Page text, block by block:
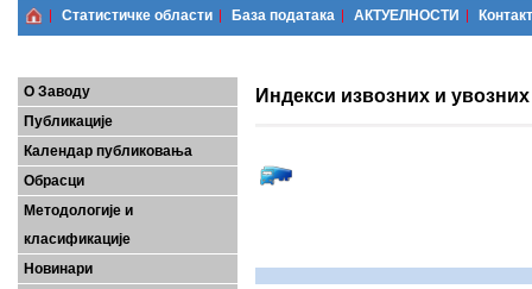
Статистичке области Базa података АКТУЕЛНОСТИ Контакт
О Заводу
Публикације
Календар публиковања
Обрасци
Методологије и
класификације
Новинари
Индекси извозних и